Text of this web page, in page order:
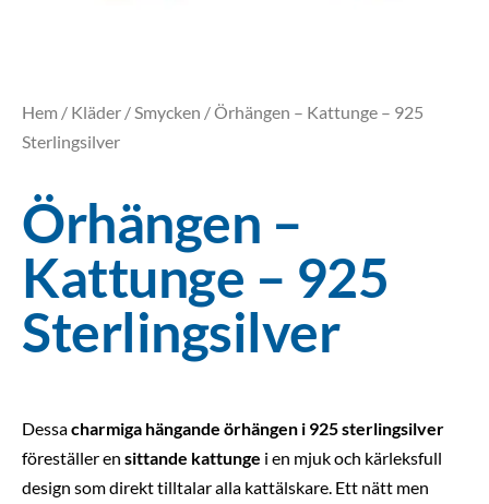
Hem / Kläder / Smycken / Örhängen – Kattunge – 925
Sterlingsilver
Örhängen –
Kattunge – 925
Sterlingsilver
Dessacharmiga hängande örhängen i 925 sterlingsilver
föreställer en sittande kattunge i en mjuk och kärleksfull
design som direkt tilltalar alla kattälskare. Ett nätt men